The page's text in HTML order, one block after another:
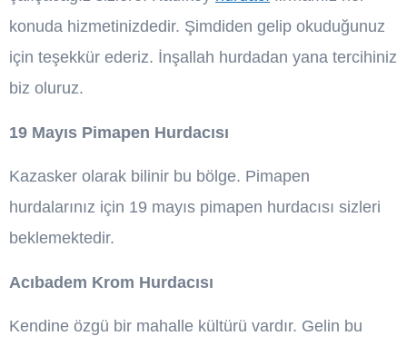
konuda hizmetinizdedir. Şimdiden gelip okuduğunuz
için teşekkür ederiz. İnşallah hurdadan yana tercihiniz
biz oluruz.
19 Mayıs Pimapen Hurdacısı
Kazasker olarak bilinir bu bölge. Pimapen
hurdalarınız için 19 mayıs pimapen hurdacısı sizleri
beklemektedir.
Acıbadem Krom Hurdacısı
Kendine özgü bir mahalle kültürü vardır. Gelin bu